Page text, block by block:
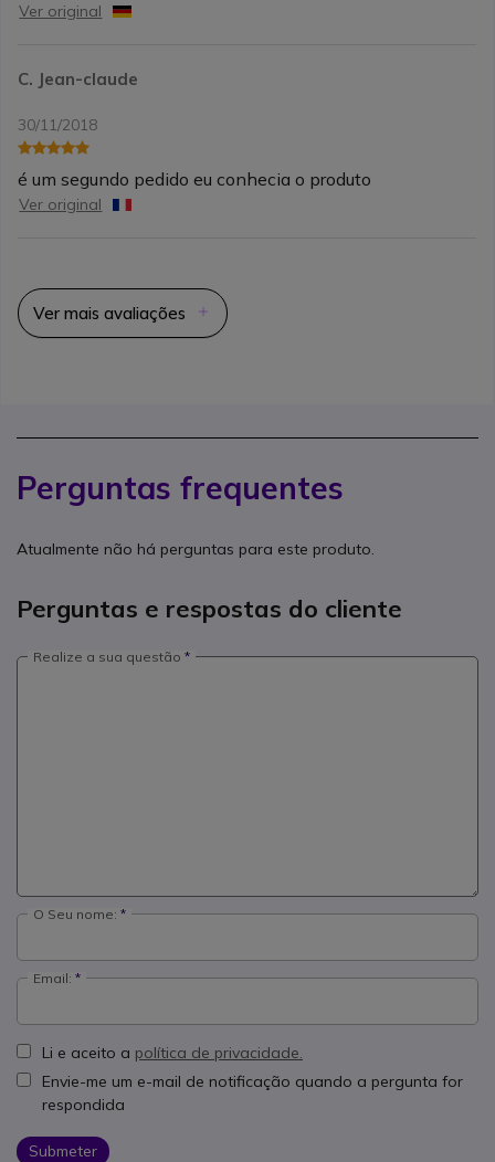
Ver original
C. Jean-claude
30/11/2018
é um segundo pedido eu conhecia o produto
Ver original
Ver mais avaliações
Perguntas frequentes
Atualmente não há perguntas para este produto.
Perguntas e respostas do cliente
Realize a sua questão
O Seu nome:
Email:
Li e aceito a política de privacidade.
Envie-me um e-mail de notificação quando a pergunta for
respondida
Submeter